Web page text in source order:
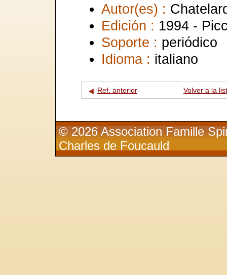
Autor(es) :
Edición : 1994 -
Soporte : periódico
Idioma : italiano
Ref. anterior Volver a la
© 2026 Association Famille
Charles de Foucauld